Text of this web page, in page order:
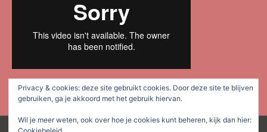
Privacy & cookies: deze site gebruikt cookies. Door deze site te blijven
gebruiken, ga je akkoord met het gebruik hiervan.
Wil je meer weten, ook over hoe je cookies kunt beheren, kijk dan hier: